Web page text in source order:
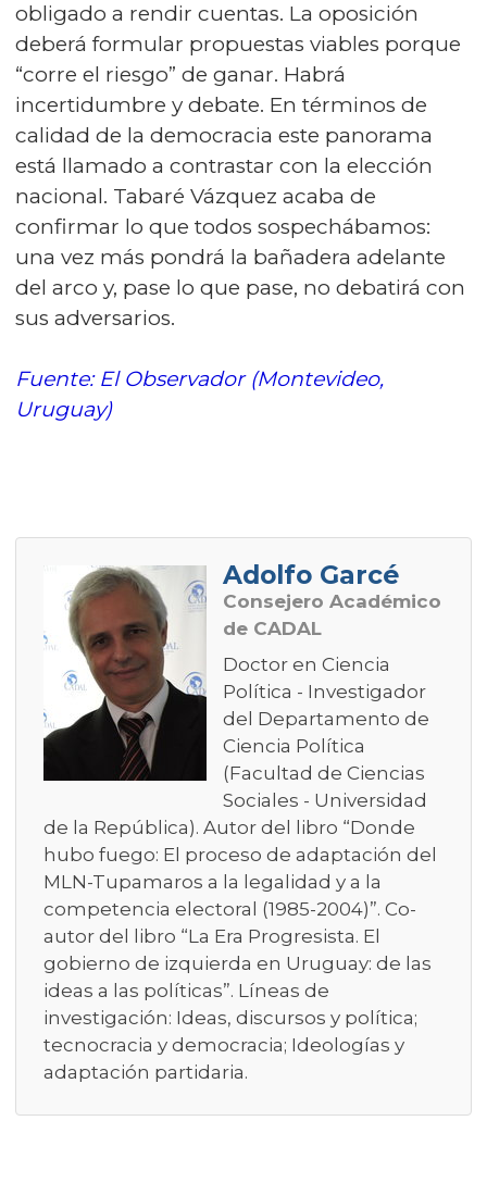
obligado a rendir cuentas. La oposición
deberá formular propuestas viables porque
“corre el riesgo” de ganar. Habrá
incertidumbre y debate. En términos de
calidad de la democracia este panorama
está llamado a contrastar con la elección
nacional. Tabaré Vázquez acaba de
confirmar lo que todos sospechábamos:
una vez más pondrá la bañadera adelante
del arco y, pase lo que pase, no debatirá con
sus adversarios.
Fuente: El Observador (Montevideo,
Uruguay)
Adolfo Garcé
Consejero Académico
de CADAL
Doctor en Ciencia
Política - Investigador
del Departamento de
Ciencia Política
(Facultad de Ciencias
Sociales - Universidad
de la República). Autor del libro “Donde
hubo fuego: El proceso de adaptación del
MLN-Tupamaros a la legalidad y a la
competencia electoral (1985-2004)”. Co-
autor del libro “La Era Progresista. El
gobierno de izquierda en Uruguay: de las
ideas a las políticas”. Líneas de
investigación: Ideas, discursos y política;
tecnocracia y democracia; Ideologías y
adaptación partidaria.